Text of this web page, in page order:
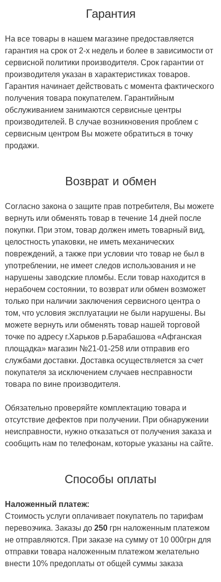
Гарантия
На все товары в нашем магазине предоставляется
гарантия на срок от 2-х недель и более в зависимости от
сервисной политики производителя. Срок гарантии от
производителя указан в характеристиках товаров.
Гарантия начинает действовать с момента фактического
получения товара покупателем. Гарантийным
обслуживанием занимаются сервисные центры
производителей. В случае возникновения проблем с
сервисным центром Вы можете обратиться в точку
продажи.
Возврат и обмен
Согласно закона о защите прав потребителя, Вы можете
вернуть или обменять товар в течение 14 дней после
покупки. При этом, товар должен иметь товарный вид,
целостность упаковки, не иметь механических
повреждений, а также при условии что товар не был в
употреблении, не имеет следов использования и не
нарушены заводские пломбы. Если товар находится в
нерабочем состоянии, то возврат или обмен возможет
только при наличии заключения сервисного центра о
том, что условия эксплуатации не были нарушены. Вы
можете вернуть или обменять товар нашей торговой
точке по адресу г.Харьков р.Барабашова «Афганская
площадка» магазин №21-01-258 или отправив его
службами доставки. Доставка осуществляется за счет
покупателя за исключением случаев несправности
товара по вине производителя.
Обязательно проверяйте комплектацию товара и
отсутствие дефектов при получении. При обнаружении
неисправности, нужно отказаться от получения заказа и
сообщить нам по телефонам, которые указаны на сайте.
Способы оплаты
Наложенный платеж:
Стоимость услуги оплачивает покупатель по тарифам
перевозчика. Заказы до 250 грн наложенным платежом
не отправляются. При заказе на сумму от 10 000грн для
отправки товара наложенным платежом желательно
внести 10% предоплаты от общей суммы заказа